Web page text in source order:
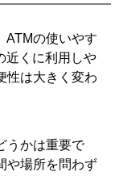
ATMの使いやす
近くに利用しや
性は大きく変わ
うかは重要で
や場所を問わず